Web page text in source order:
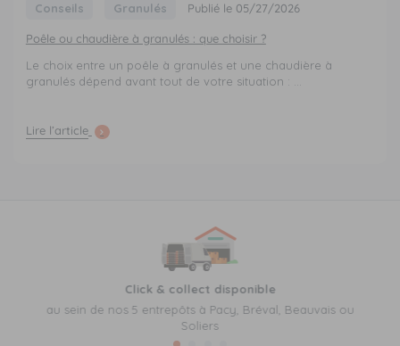
Conseils Granulés Publié le 05/27/2026
Poêle ou chaudière à granulés : que choisir ?
Le choix entre un poêle à granulés et une chaudière à
granulés dépend avant tout de votre situation : ...
Lire l’article
Click & collect disponible
au sein de nos 5 entrepôts à Pacy, Bréval, Beauvais ou
Soliers